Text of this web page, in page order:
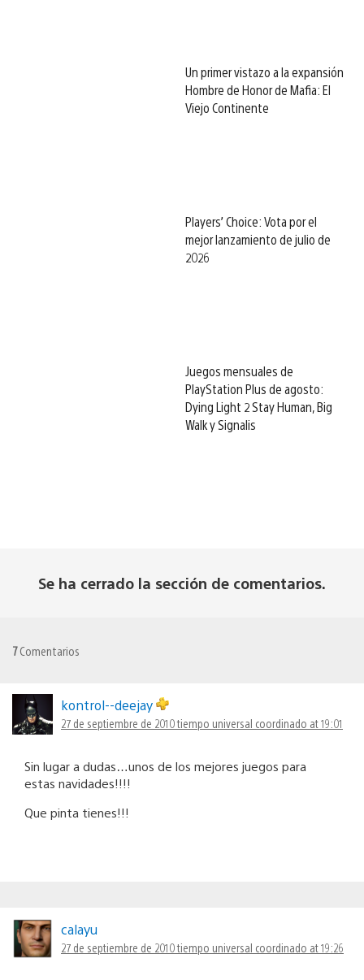
Un primer vistazo a la expansión
Hombre de Honor de Mafia: El
Viejo Continente
Players’ Choice: Vota por el
mejor lanzamiento de julio de
2026
Juegos mensuales de
PlayStation Plus de agosto:
Dying Light 2 Stay Human, Big
Walk y Signalis
Se ha cerrado la sección de comentarios.
7Comentarios
kontrol--deejay
27 de septiembre de 2010 tiempo universal coordinado at 19:01
Sin lugar a dudas…unos de los mejores juegos para
estas navidades!!!!
Que pinta tienes!!!
calayu
27 de septiembre de 2010 tiempo universal coordinado at 19:26